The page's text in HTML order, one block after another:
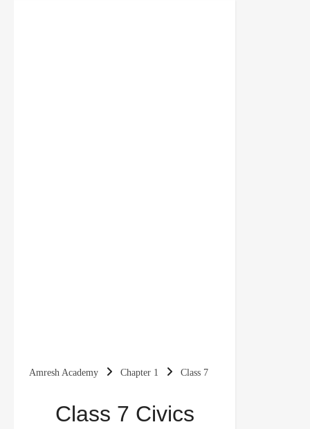
Amresh Academy Chapter 1 Class 7
Important Q&A NCERT
Class 7 Civics